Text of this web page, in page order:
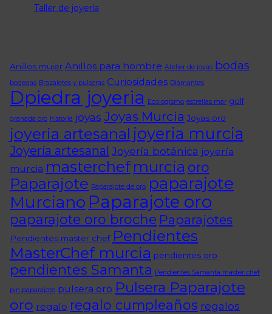
Taller de joyería
Anillos mujer Anillos para hombre Atelier de joyas bodas
bodegas Brazaletes y pulseras Curiosidades Diamantes
Dpiedra joyeria Ecologismo estrellas mar golf
granada oro historia joyas Joyas Murcia Joyas oro
joyeria artesanal joyeria murcia
Joyería artesanal Joyería botánica joyería
murcia masterchef murcia oro
Paparajote Paparajote de oro paparajote
Murciano Paparajote oro
paparajote oro broche Paparajotes
Pendientes master chef Pendientes
MasterChef murcia pendientes oro
pendientes Samanta Pendientes Samanta master chef
pin paparajote pulsera oro Pulsera Paparajote
oro regalo regalo cumpleaños regalos